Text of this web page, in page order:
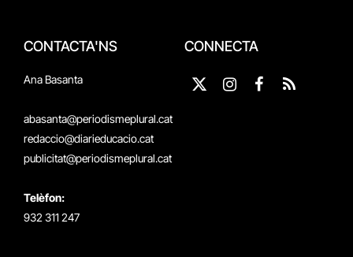
CONTACTA'NS
Ana Basanta
abasanta@periodismeplural.cat
redaccio@diarieducacio.cat
publicitat@periodismeplural.cat
Telèfon:
932 311 247
CONNECTA
X
Instagram
Facebook
RSS